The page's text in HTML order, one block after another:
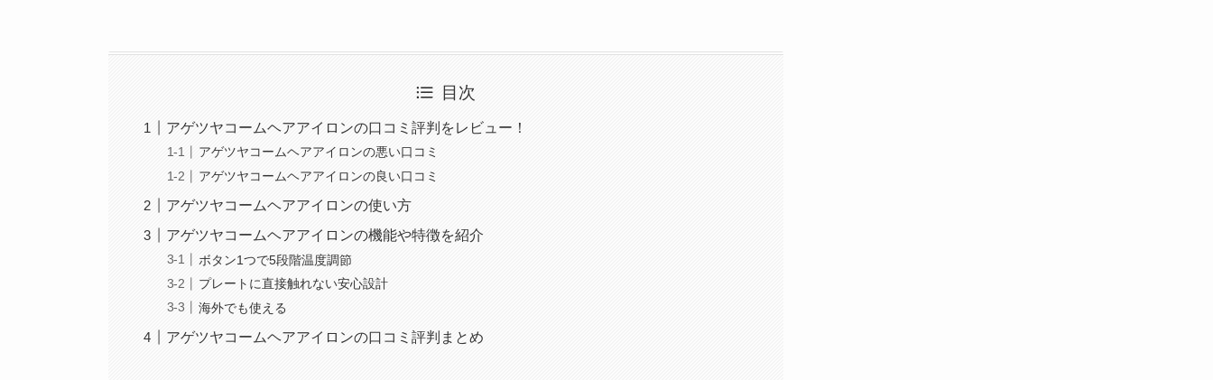
目次
アゲツヤコームヘアアイロンの口コミ評判をレビュー！
アゲツヤコームヘアアイロンの悪い口コミ
アゲツヤコームヘアアイロンの良い口コミ
アゲツヤコームヘアアイロンの使い方
アゲツヤコームヘアアイロンの機能や特徴を紹介
ボタン1つで5段階温度調節
プレートに直接触れない安心設計
海外でも使える
アゲツヤコームヘアアイロンの口コミ評判まとめ